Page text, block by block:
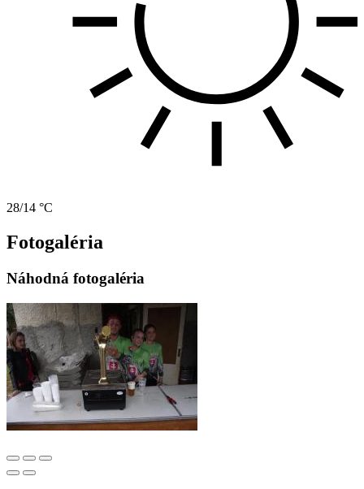
28/14 °C
Fotogaléria
Náhodná fotogaléria